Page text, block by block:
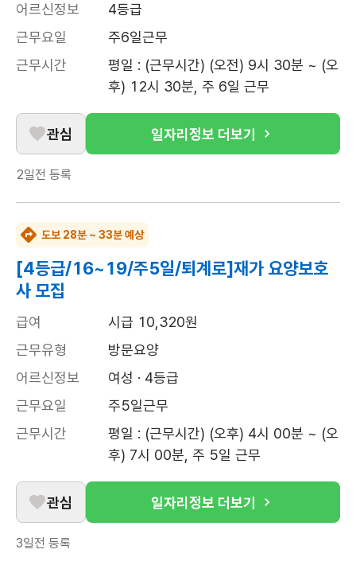
어르신정보
4등급
근무요일
주6일근무
근무시간
평일 : (근무시간) (오전) 9시 30분 ~ (오
후) 12시 30분, 주 6일 근무
관심 일자리정보 더보기
2일전 등록
도보 28분 ~ 33분 예상
[4등급/16~19/주5일/퇴계로]재가 요양보호
사 모집
급여
시급 10,320원
근무유형
방문요양
어르신정보
여성 · 4등급
근무요일
주5일근무
근무시간
평일 : (근무시간) (오후) 4시 00분 ~ (오
후) 7시 00분, 주 5일 근무
관심 일자리정보 더보기
3일전 등록